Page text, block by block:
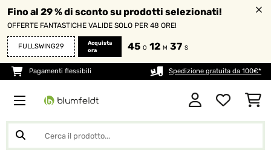
Fino al 29 % di sconto su prodotti selezionati!
OFFERTE FANTASTICHE VALIDE SOLO PER 48 ORE!
FULLSWING29
Acquista
ora
45 O 12 M 36 S
Pagamenti flessibili Spedizione gratuita da 100€*